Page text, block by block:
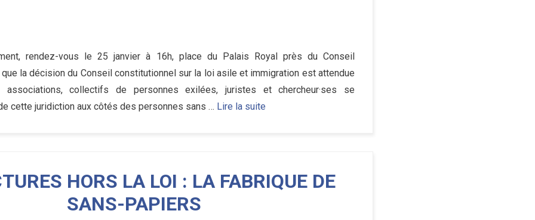
rendez-vous le 25 janvier à 16h, place du Palais Royal près du Conseil
la décision du Conseil constitutionnel sur la loi asile et immigration est attendue
collectifs de personnes exilées, juristes et chercheur·ses se
cette juridiction aux côtés des personnes sans … Lire la suite
HORS LA LOI : LA FABRIQUE DE
SANS-PAPIERS